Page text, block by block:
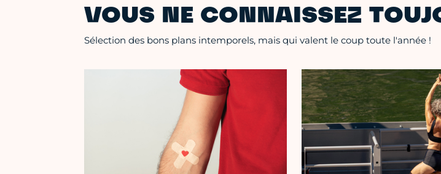
VOUS NE CONNAISSEZ
Sélection des bons plans intemporels, mais qui valent le coup toute l'année !